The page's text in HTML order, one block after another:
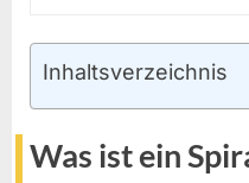
Inhaltsverzeichnis
Was ist ein